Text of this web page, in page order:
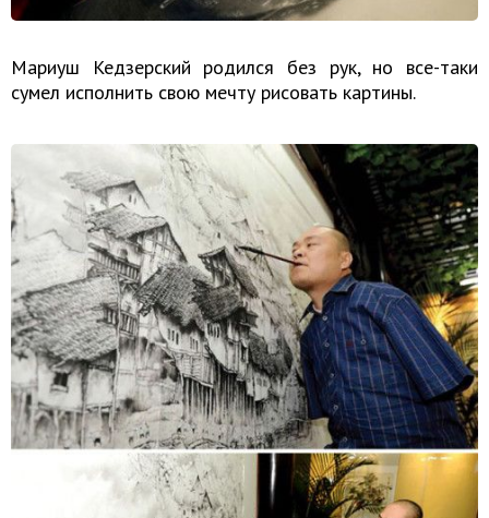
Мариуш Кедзерский родился без рук, но все-таки
сумел исполнить свою мечту рисовать картины.